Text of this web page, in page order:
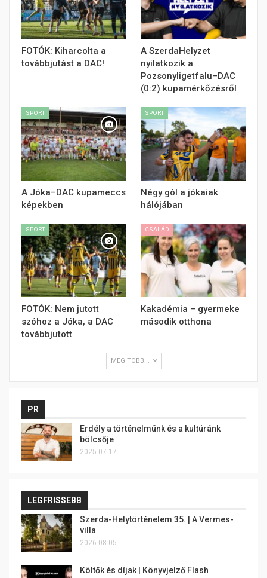
FOTÓK: Kiharcolta a
továbbjutást a DAC!
A SzerdaHelyzet
nyilatkozik a
Pozsonyligetfalu–DAC
(0:2) kupamérkőzésről
SPORT
A Jóka–DAC kupameccs
képekben
SPORT
Négy gól a jókaiak
hálójában
SPORT
FOTÓK: Nem jutott
szóhoz a Jóka, a DAC
továbbjutott
CSALÁD
Kakadémia – gyermeke
második otthona
MÉG TÖBB...
PR
Erdély a történelmünk és a kultúránk
bölcsője
2025.07.17.
LEGFRISSEBB
Szerda-Helytörténelem 35. | A Vermes-
villa
2026.08.05.
Költők és díjak | Könyvjelző Flash